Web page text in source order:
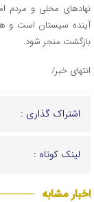
نهادهای محلی و مردم
آینده سیستان است و
بازگشت منجر شود.
انتهای خبر/
اشتراک گذاری :
لینک کوتاه :
اخبار مشابه